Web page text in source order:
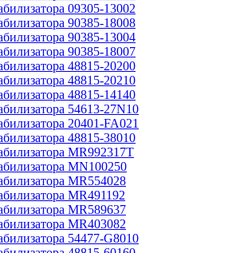
09305-13002
90385-18008
90385-13004
90385-18007
48815-20200
48815-20210
48815-14140
54613-27N10
20401-FA021
48815-38010
MR992317T
MN100250
MR554028
MR491192
MR589637
MR403082
54477-G8010